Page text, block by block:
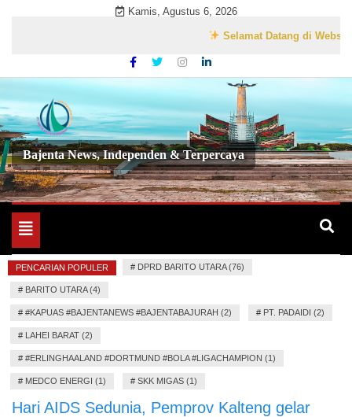
Kamis, Agustus 6, 2026
Selamat Datang di Website
Bajenta News, Independen & Terpercaya
Toggle
navigation
PENCARIAN POPULER # DPRD BARITO UTARA (76)
# BARITO UTARA (4)
# #KAPUAS #BAJENTANEWS #BAJENTABAJURAH (2) # PT. PADAIDI (2)
# LAHEI BARAT (2)
# #ERLINGHAALAND #DORTMUND #BOLA #LIGACHAMPION (1)
# MEDCO ENERGI (1) # SKK MIGAS (1)
Hari AIDS Sedunia, Pemprov Kalteng gelar